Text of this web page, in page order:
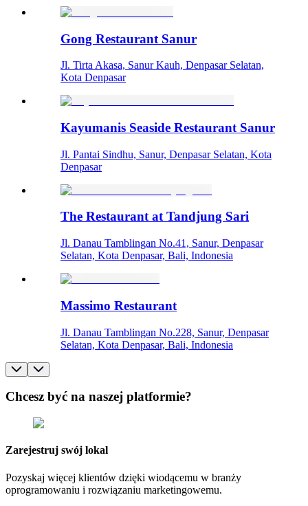
Gong Restaurant Sanur
Jl. Tirta Akasa, Sanur Kauh, Denpasar Selatan,
Kota Denpasar
Kayumanis Seaside Restaurant Sanur
Jl. Pantai Sindhu, Sanur, Denpasar Selatan, Kota
Denpasar
The Restaurant at Tandjung Sari
Jl. Danau Tamblingan No.41, Sanur, Denpasar
Selatan, Kota Denpasar, Bali, Indonesia
Massimo Restaurant
Jl. Danau Tamblingan No.228, Sanur, Denpasar
Selatan, Kota Denpasar, Bali, Indonesia
Chcesz być na naszej platformie?
Zarejestruj swój lokal
Pozyskaj więcej klientów dzięki wiodącemu w branży
oprogramowaniu i rozwiązaniu marketingowemu.